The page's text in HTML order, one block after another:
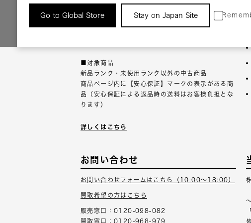
Go to Global Store Stay on Japan Site
返品について
■対象商品
新品ランク・未使用ランク以外の中古商品
商品ページ内に【安心保証】マークの表示がある商
品（安心保証による返品時の送料はお客様負担とな
ります）
詳しくはこちら
お問い合わせ
お問い合わせフォームはこちら（10:00～18:00）
買取希望の方はこちら
販売窓口：0120-098-082
買取窓口：0120-968-979